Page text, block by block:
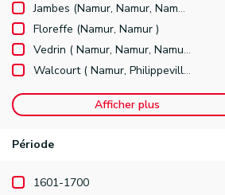
Jambes (Namur, Namur, Namur )
Floreffe (Namur, Namur )
Vedrin ( Namur, Namur, Namur )
Walcourt ( Namur, Philippeville )
Afficher plus
Période
1601-1700